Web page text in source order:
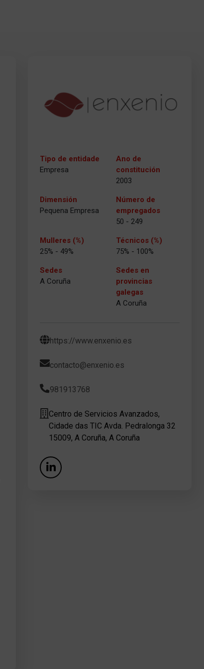
Tipo de entidade
Empresa
Ano de
constitución
2003
Dimensión
Pequena Empresa
Número de
empregados
50 - 249
Mulleres (%)
25% - 49%
Técnicos (%)
75% - 100%
Sedes
A Coruña
Sedes en
provincias
galegas
A Coruña
https://www.enxenio.es
contacto@enxenio.es
981913768
Centro de Servicios Avanzados,
Cidade das TIC Avda. Pedralonga 32
15009, A Coruña, A Coruña